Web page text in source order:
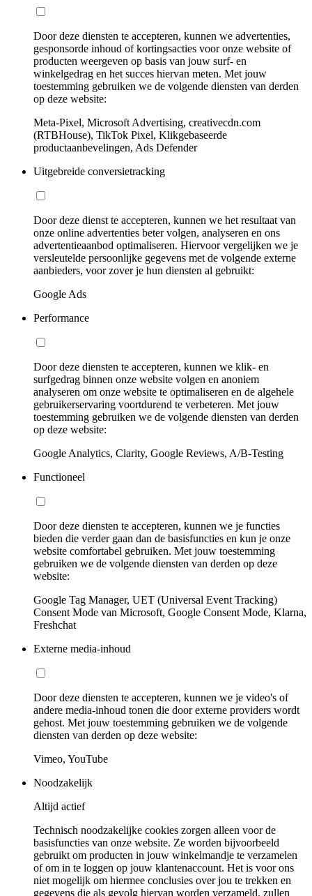
Door deze diensten te accepteren, kunnen we advertenties,
gesponsorde inhoud of kortingsacties voor onze website of
producten weergeven op basis van jouw surf- en
winkelgedrag en het succes hiervan meten. Met jouw
toestemming gebruiken we de volgende diensten van derden
op deze website:
Meta-Pixel, Microsoft Advertising, creativecdn.com
(RTBHouse), TikTok Pixel, Klikgebaseerde
productaanbevelingen, Ads Defender
Uitgebreide conversietracking
Door deze dienst te accepteren, kunnen we het resultaat van
onze online advertenties beter volgen, analyseren en ons
advertentieaanbod optimaliseren. Hiervoor vergelijken we je
versleutelde persoonlijke gegevens met de volgende externe
aanbieders, voor zover je hun diensten al gebruikt:
Google Ads
Performance
Door deze diensten te accepteren, kunnen we klik- en
surfgedrag binnen onze website volgen en anoniem
analyseren om onze website te optimaliseren en de algehele
gebruikerservaring voortdurend te verbeteren. Met jouw
toestemming gebruiken we de volgende diensten van derden
op deze website:
Google Analytics, Clarity, Google Reviews, A/B-Testing
Functioneel
Door deze diensten te accepteren, kunnen we je functies
bieden die verder gaan dan de basisfuncties en kun je onze
website comfortabel gebruiken. Met jouw toestemming
gebruiken we de volgende diensten van derden op deze
website:
Google Tag Manager, UET (Universal Event Tracking)
Consent Mode van Microsoft, Google Consent Mode, Klarna,
Freshchat
Externe media-inhoud
Door deze diensten te accepteren, kunnen we je video's of
andere media-inhoud tonen die door externe providers wordt
gehost. Met jouw toestemming gebruiken we de volgende
diensten van derden op deze website:
Vimeo, YouTube
Noodzakelijk
Altijd actief
Technisch noodzakelijke cookies zorgen alleen voor de
basisfuncties van onze website. Ze worden bijvoorbeeld
gebruikt om producten in jouw winkelmandje te verzamelen
of om in te loggen op jouw klantenaccount. Het is voor ons
niet mogelijk om hiermee conclusies over jou te trekken en
gegevens die als gevolg hiervan worden verzameld, zullen